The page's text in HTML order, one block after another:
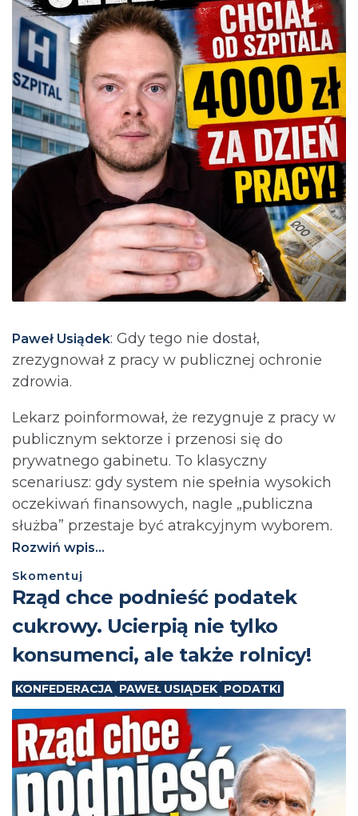
Paweł Usiądek: Gdy tego nie dostał,
zrezygnował z pracy w publicznej ochronie
zdrowia.
Lekarz poinformował, że rezygnuje z pracy w
publicznym sektorze i przenosi się do
prywatnego gabinetu. To klasyczny
scenariusz: gdy system nie spełnia wysokich
oczekiwań finansowych, nagle „publiczna
służba” przestaje być atrakcyjnym wyborem.
Rozwiń wpis...
Skomentuj
⁨Rząd chce podnieść podatek
cukrowy. Ucierpią nie tylko
konsumenci, ale także rolnicy!
KONFEDERACJA PAWEŁ USIĄDEK PODATKI